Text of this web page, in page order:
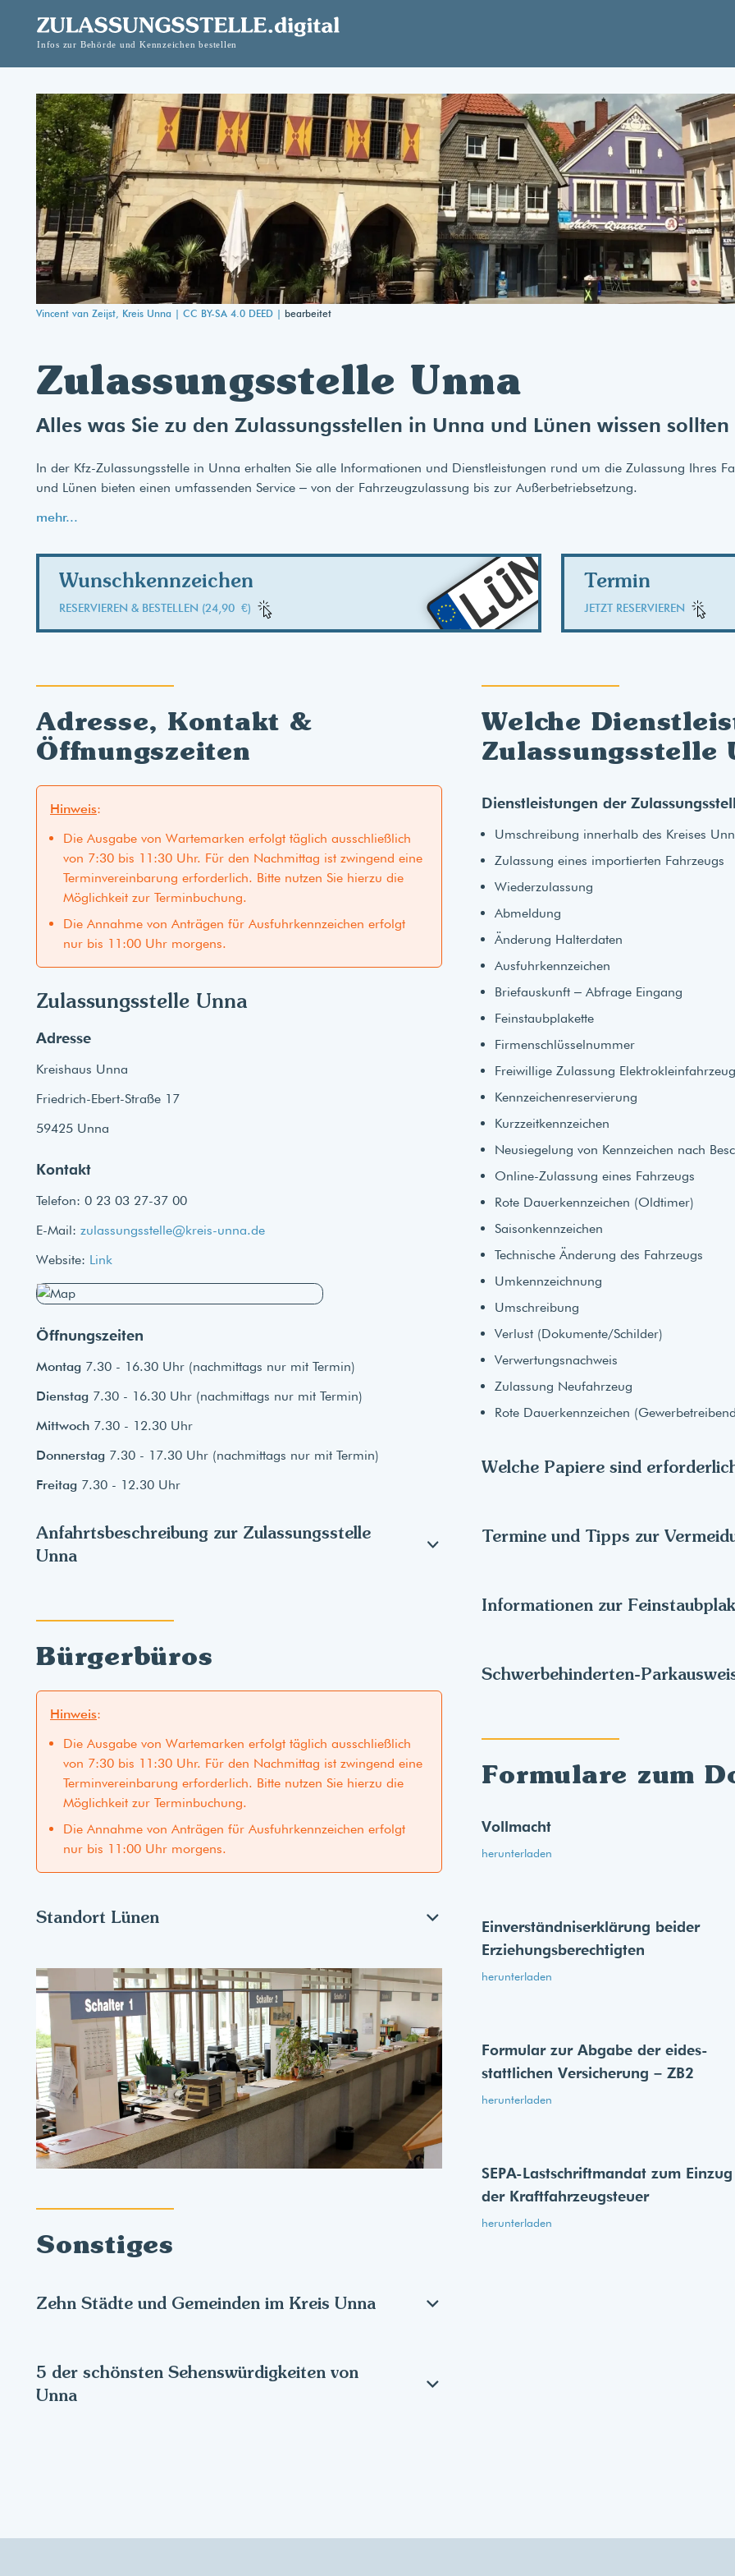
Vincent van Zeijst, Kreis Unna | CC BY-SA 4.0 DEED | bearbeitet
Zulassungsstelle Unna
Alles was Sie zu den Zulassungsstellen in Unna und Lünen wissen sollten
In der Kfz-Zulassungsstelle in Unna erhalten Sie alle Informationen und Dienstleistungen rund um die Zulassung Ihres
und Lünen bieten einen umfassenden Service – von der Fahrzeugzulassung bis zur Außerbetriebsetzung.
mehr...
Wunschkennzeichen
RESERVIEREN & BESTELLEN (24,90 €) LÜNABTermin
JETZT RESERVIEREN
Adresse, Kontakt &
Öffnungszeiten
Hinweis:
Die Ausgabe von Wartemarken erfolgt täglich ausschließlich
von 7:30 bis 11:30 Uhr. Für den Nachmittag ist zwingend eine
Terminvereinbarung erforderlich. Bitte nutzen Sie hierzu die
Möglichkeit zur Terminbuchung.
Die Annahme von Anträgen für Ausfuhrkennzeichen erfolgt
nur bis 11:00 Uhr morgens.
Zulassungsstelle Unna
Adresse
Kreishaus Unna
Friedrich-Ebert-Straße 17
59425 Unna
Kontakt
Telefon: 0 23 03 27-37 00
E-Mail: zulassungsstelle@kreis-unna.de
Website: Link
Öffnungszeiten
Montag 7.30 - 16.30 Uhr (nachmittags nur mit Termin)
Dienstag 7.30 - 16.30 Uhr (nachmittags nur mit Termin)
Mittwoch 7.30 - 12.30 Uhr
Donnerstag 7.30 - 17.30 Uhr (nachmittags nur mit Termin)
Freitag 7.30 - 12.30 Uhr
Anfahrtsbeschreibung zur Zulassungsstelle
Unna
Bürgerbüros
Hinweis:
Die Ausgabe von Wartemarken erfolgt täglich ausschließlich
von 7:30 bis 11:30 Uhr. Für den Nachmittag ist zwingend eine
Terminvereinbarung erforderlich. Bitte nutzen Sie hierzu die
Möglichkeit zur Terminbuchung.
Die Annahme von Anträgen für Ausfuhrkennzeichen erfolgt
nur bis 11:00 Uhr morgens.
Standort Lünen
Sonstiges
Zehn Städte und Gemeinden im Kreis Unna
5 der schönsten Sehenswürdigkeiten von
Unna
Welche
Zulassungsstelle
Dienstleistungen der
Umschreibung innerhalb des Kreises
Zulassung eines importierten Fahrzeugs
Wiederzulassung
Abmeldung
Änderung Halterdaten
Ausfuhrkennzeichen
Briefauskunft – Abfrage Eingang
Feinstaubplakette
Firmenschlüsselnummer
Freiwillige Zulassung Elektrokleinfahrzeug
Kennzeichenreservierung
Kurzzeitkennzeichen
Neusiegelung von Kennzeichen nach
Online-Zulassung eines Fahrzeugs
Rote Dauerkennzeichen (Oldtimer)
Saisonkennzeichen
Technische Änderung des Fahrzeugs
Umkennzeichnung
Umschreibung
Verlust (Dokumente/Schilder)
Verwertungsnachweis
Zulassung Neufahrzeug
Rote Dauerkennzeichen
Welche Papiere sind
Termine und Tipps zur
Informationen zur
Schwerbehinderten-
Formulare zum
Vollmacht
herunterladen
Einverständnis­erklärung beider
Erziehungs­berechtigten
herunterladen
Formular zur Abgabe der eides­
stattlichen Versicherung – ZB2
herunterladen
SEPA-Lastschriftmandat zum Einzug
der Kraftfahrzeugsteuer
herunterladen